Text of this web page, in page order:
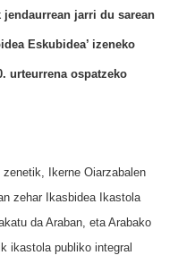
jendaurrean jarri du sarean
Eskubidea’ izeneko
urteurrena ospatzeko
zenetik, Ikerne Oiarzabalen
zehar Ikasbidea Ikastola
da Araban, eta Arabako
ikastola publiko integral